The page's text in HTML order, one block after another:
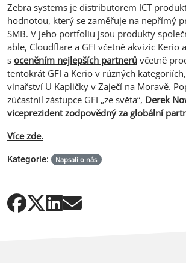
Zebra systems je distributorem ICT
hodnotou, který se zaměřuje na nepřímý
SMB. V jeho portfoliu jsou produkty
able, Cloudflare a GFI včetně akvizic Kerio
s oceněním nejlepších partnerů včetně
tentokrát GFI a Kerio v různých
vinařství U Kapličky v Zaječí na Moravě.
zúčastnil zástupce GFI „ze světa“, Derek
viceprezident zodpovědný za globální
Více zde.
Kategorie: Napsali o nás